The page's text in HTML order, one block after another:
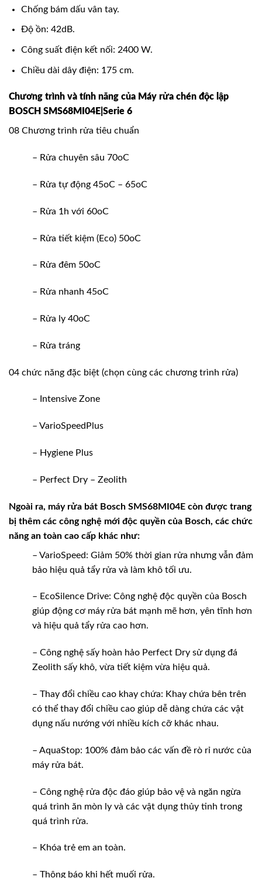
Chống bám dấu vân tay.
Độ ồn: 42dB.
Công suất điện kết nối: 2400 W.
Chiều dài dây điện: 175 cm.
Chương trình và tính năng của Máy rửa chén độc lập
BOSCH SMS68MI04E|Serie 6
08 Chương trình rửa tiêu chuẩn
– Rửa chuyên sâu 70oC
– Rửa tự động 45oC – 65oC
– Rửa 1h với 60oC
– Rửa tiết kiệm (Eco) 50oC
– Rửa đêm 50oC
– Rửa nhanh 45oC
– Rửa ly 40oC
– Rửa tráng
04 chức năng đặc biệt (chọn cùng các chương trình rửa)
– Intensive Zone
– VarioSpeedPlus
– Hygiene Plus
– Perfect Dry – Zeolith
Ngoài ra, máy rửa bát Bosch SMS68MI04E còn được trang
bị thêm các công nghệ mới độc quyền của Bosch, các chức
năng an toàn cao cấp khác như:
– VarioSpeed: Giảm 50% thời gian rửa nhưng vẫn đảm
bảo hiệu quả tẩy rửa và làm khô tối ưu.
– EcoSilence Drive: Công nghệ độc quyền của Bosch
giúp động cơ máy rửa bát mạnh mẽ hơn, yên tĩnh hơn
và hiệu quả tẩy rửa cao hơn.
– Công nghệ sấy hoàn hảo Perfect Dry sử dụng đá
Zeolith sấy khô, vừa tiết kiệm vừa hiệu quả.
– Thay đổi chiều cao khay chứa: Khay chứa bên trên
có thể thay đổi chiều cao giúp dễ dàng chứa các vật
dụng nấu nướng với nhiều kích cỡ khác nhau.
– AquaStop: 100% đảm bảo các vấn đề rò rỉ nước của
máy rửa bát.
– Công nghệ rửa độc đáo giúp bảo vệ và ngăn ngừa
quá trình ăn mòn ly và các vật dụng thủy tinh trong
quá trình rửa.
– Khóa trẻ em an toàn.
– Thông báo khi hết muối rửa.